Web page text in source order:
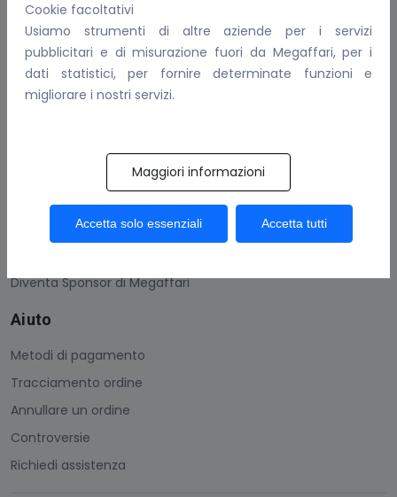
Cookie facoltativi
Usiamo strumenti di altre aziende per i servizi
pubblicitari e di misurazione fuori da Megaffari, per i
dati statistici, per fornire determinate funzioni e
migliorare i nostri servizi.
Maggiori informazioni
Accetta solo essenziali Accetta tutti
I nostri servizi
Informativa sulla privacy
Come gestiamo i cookie
Contattaci
Condizioni generali
Protezione acquisti
Diventa Sponsor di Megaffari
Aiuto
Metodi di pagamento
Tracciamento ordine
Annullare un ordine
Controversie
Richiedi assistenza